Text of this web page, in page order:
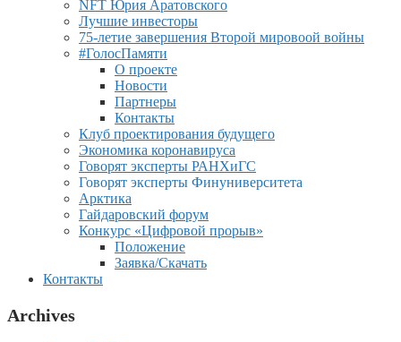
NFT Юрия Аратовского
Лучшие инвесторы
75-летие завершения Второй мировоой войны
#ГолосПамяти
О проекте
Новости
Партнеры
Контакты
Клуб проектирования будущего
Экономика коронавируса
Говорят эксперты РАНХиГС
Говорят эксперты Финуниверситета
Арктика
Гайдаровский форум
Конкурс «Цифровой прорыв»
Положение
Заявка/Скачать
Контакты
Archives